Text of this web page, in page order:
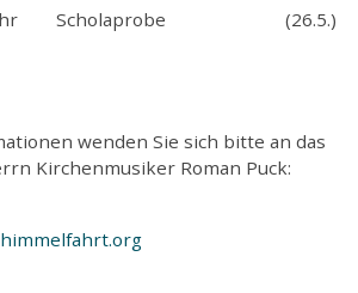
Uhr Scholaprobe (26.5.)
wenden Sie sich bitte an das
Kirchenmusiker Roman Puck:
.org